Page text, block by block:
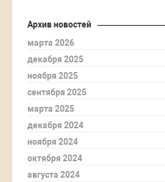
Архив новостей
марта 2026
декабря 2025
ноября 2025
сентября 2025
марта 2025
декабря 2024
ноября 2024
октября 2024
августа 2024